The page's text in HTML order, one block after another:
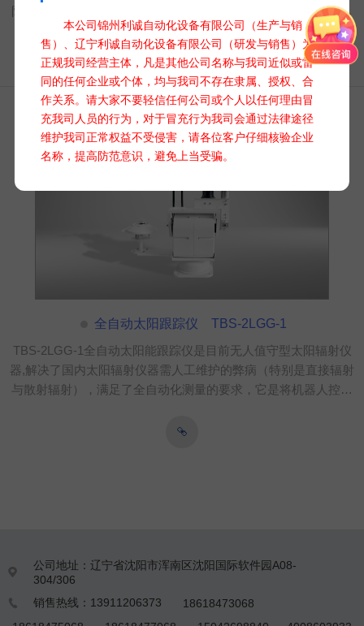
本公司锦州利诚自动化设备有限公司（生产与销
售）、辽宁利诚自动化设备有限公司（研发与销售）为
正规我司经营主体，凡是其他公司名称与我司近似或雷
同的任何企业或个体，均与我司不存在隶属、授权、合
作关系。请大家不要轻信任何公司或个人以任何理由冒
充我司人员的行为，对于冒充行为我司会通过法律途径
维护我司正常权益不受侵害，请各位客户仔细核验企业
名称，提高防范意识，避免上当受骗。
阳的位置，确保光伏板、太阳能集热器等设备始终面向太阳，提
高吸收太阳能辐射量，显著提升能源转换效率。
全自动太阳跟踪仪 TBS-2LGG-1
TBS-2LGG-1全自动太阳能跟踪仪是目前无人值守型太阳辐射仪
器,解决了国内太阳辐射仪器需人工维护的弊病（特别是直接辐射
与散射辐射），满足了全自动化测量的要求，它是将机器人控制
+光照强度测量+跟踪运行等综合技术, 可保证高精度的跟踪太

公司地址：辽宁省沈阳市浑南区沈阳国际软件园A08-
304/306
 销售热线：13911206373
18618473068